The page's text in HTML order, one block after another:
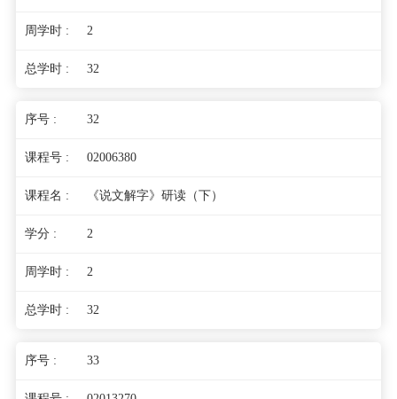
2
32
32
02006380
《说文解字》研读（下）
2
2
32
33